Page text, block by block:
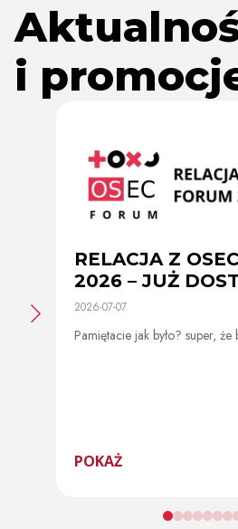
i
RELACJA Z
2026 – JUŻ
2026-07-07
Pamiętacie jak było? super,
POKAŻ